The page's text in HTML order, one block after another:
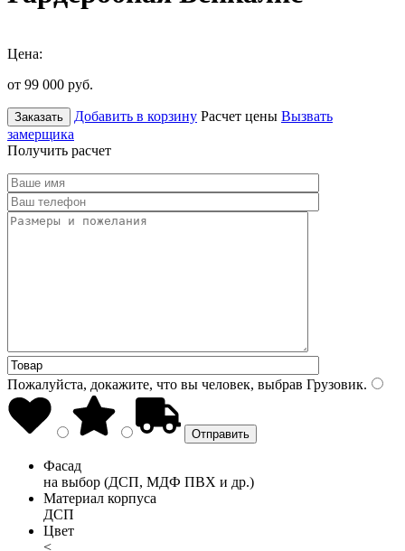
Цена:
от 99 000 руб.
Заказать Добавить в корзину Расчет цены Вызвать
замерщика
Получить расчет
Пожалуйста, докажите, что вы человек, выбрав Грузовик.
Фасад
на выбор (ДСП, МДФ ПВХ и др.)
Материал корпуса
ДСП
Цвет
<